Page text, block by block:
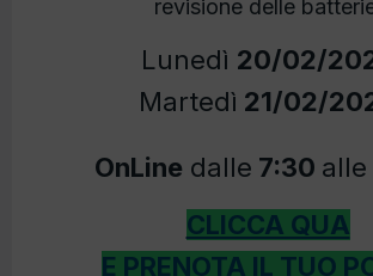
revisione delle
Lunedì 20/02/
Martedì 21/02/
OnLine dalle 7:30 alle
CLICCA QUA
E PRENOTA IL TUO